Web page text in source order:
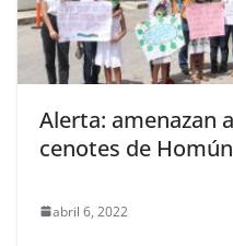
Alerta: amenazan
cenotes de Homún
abril 6, 2022